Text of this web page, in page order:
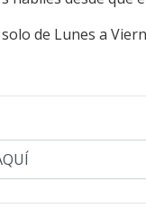
de Lunes a